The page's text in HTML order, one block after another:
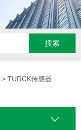
> TURCK传感器